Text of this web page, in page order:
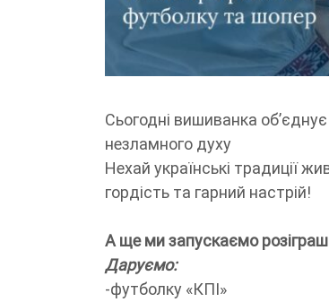
Сьогодні вишиванка об’єднує
незламного духу
Нехай українські традиції
гордість та гарний настрій!
А ще ми запускаємо розіграш
Даруємо:
-футболку «КПІ»